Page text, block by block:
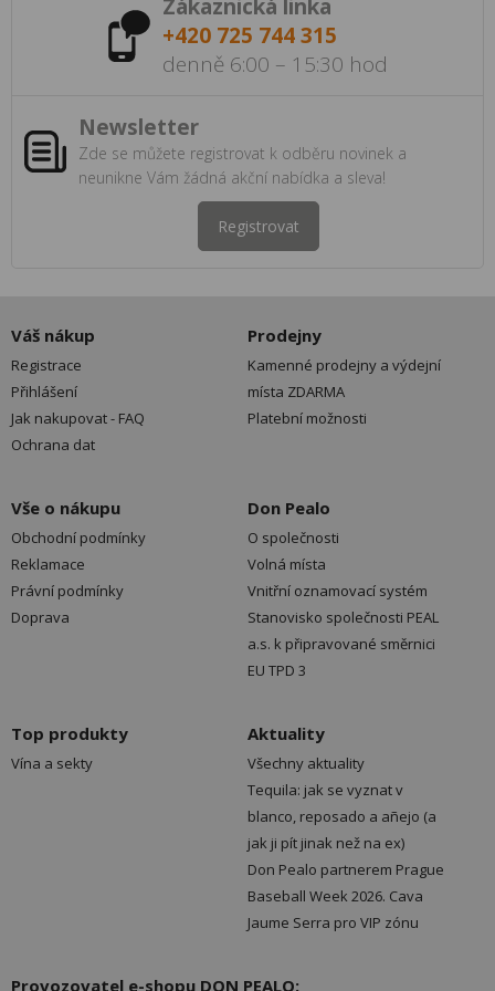
Zákaznická linka
+420 725 744 315
denně 6:00 – 15:30 hod
Newsletter
Zde se můžete registrovat k odběru novinek a
neunikne Vám žádná akční nabídka a sleva!
Registrovat
Váš nákup
Registrace
Přihlášení
Jak nakupovat - FAQ
Ochrana dat
Prodejny
Kamenné prodejny a výdejní
místa ZDARMA
Platební možnosti
Vše o nákupu
Obchodní podmínky
Reklamace
Právní podmínky
Doprava
Don Pealo
O společnosti
Volná místa
Vnitřní oznamovací systém
Stanovisko společnosti PEAL
a.s. k připravované směrnici
EU TPD 3
Top produkty
Vína a sekty
Aktuality
Všechny aktuality
Tequila: jak se vyznat v
blanco, reposado a añejo (a
jak ji pít jinak než na ex)
Don Pealo partnerem Prague
Baseball Week 2026. Cava
Jaume Serra pro VIP zónu
Provozovatel e-shopu DON PEALO: